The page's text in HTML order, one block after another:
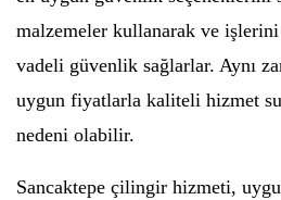
malzemeler kullanarak ve
vadeli güvenlik sağlarlar. Aynı
uygun fiyatlarla kaliteli hizmet
nedeni olabilir.
Sancaktepe çilingir hizmeti,